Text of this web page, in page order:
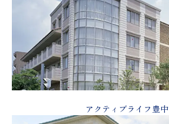
アクティブライフ豊中